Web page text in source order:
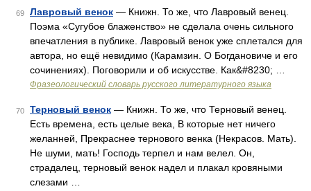
69 Лавровый венок — Книжн. То же, что Лавровый венец.
Поэма «Сугубое блаженство» не сделала очень сильного
впечатления в публике. Лавровый венок уже сплетался для
автора, но ещё невидимо (Карамзин. О Богдановиче и его
сочинениях). Поговорили и об искусстве. Как&#8230; …
Фразеологический словарь русского литературного языка
70 Терновый венок — Книжн. То же, что Терновый венец.
Есть времена, есть целые века, В которые нет ничего
желанней, Прекраснее тернового венка (Некрасов. Мать).
Не шуми, мать! Господь терпел и нам велел. Он,
страдалец, терновый венок надел и плакал кровяными
слезами …